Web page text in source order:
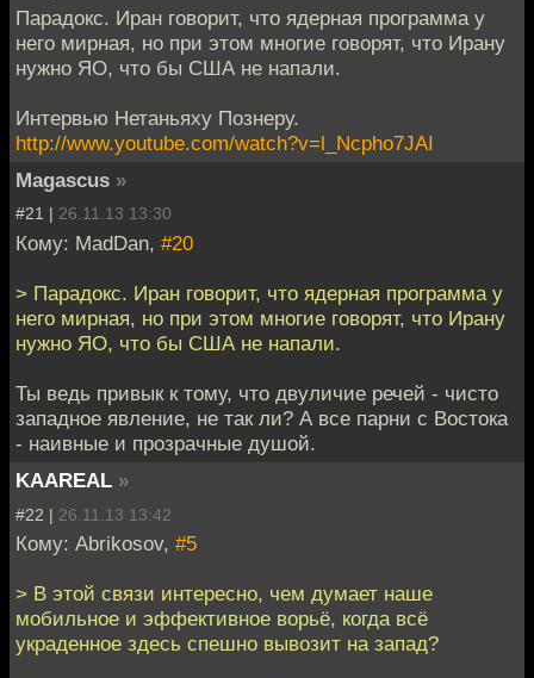
Парадокс. Иран говорит, что ядерная программа у
него мирная, но при этом многие говорят, что Ирану
нужно ЯО, что бы США не напали.
Интервью Нетаньяху Познеру.
http://www.youtube.com/watch?v=l_Ncpho7JAI
Magascus »
#21 | 26.11.13 13:30
Кому: MadDan, #20
> Парадокс. Иран говорит, что ядерная программа у
него мирная, но при этом многие говорят, что Ирану
нужно ЯО, что бы США не напали.
Ты ведь привык к тому, что двуличие речей - чисто
западное явление, не так ли? А все парни с Востока
- наивные и прозрачные душой.
KAAREAL »
#22 | 26.11.13 13:42
Кому: Abrikosov, #5
> В этой связи интересно, чем думает наше
мобильное и эффективное ворьё, когда всё
украденное здесь спешно вывозит на запад?